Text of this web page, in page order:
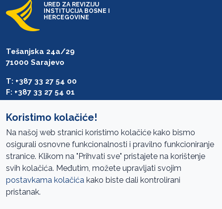
URED ZA REVIZIJU
INSTITUCIJA BOSNE I
HERCEGOVINE
Tešanjska 24a/29
71000 Sarajevo
T: +387 33 27 54 00
F: +387 33 27 54 01
Pristup informacijama
Mapa sajta
Oglasi
Koristimo kolačiće!
Na našoj web stranici koristimo kolačiće kako bismo
osigurali osnovne funkcionalnosti i pravilno funkcioniranje
stranice. Klikom na "Prihvati sve" pristajete na korištenje
svih kolačića. Međutim, možete upravljati svojim
postavkama kolačića kako biste dali kontrolirani
pristanak.